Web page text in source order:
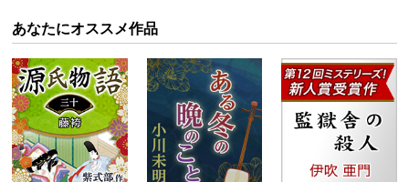
あなたにオススメ作品